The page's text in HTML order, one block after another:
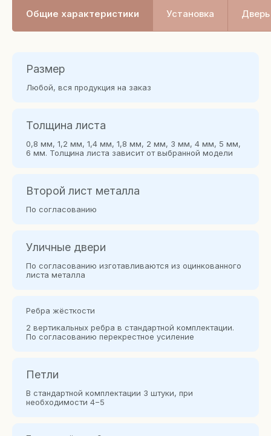
Общие характеристики Установка Дверь
Размер
Любой, вся продукция на заказ
Толщина листа
0,8 мм, 1,2 мм, 1,4 мм, 1,8 мм, 2 мм, 3 мм, 4 мм, 5 мм,
6 мм. Толщина листа зависит от выбранной модели
Второй лист металла
По согласованию
Уличные двери
По согласованию изготавливаются из оцинкованного
листа металла
Ребра жёсткости
2 вертикальных ребра в стандартной комплектации.
По согласованию перекрестное усиление
Петли
В стандартной комплектации 3 штуки, при
необходимости 4−5